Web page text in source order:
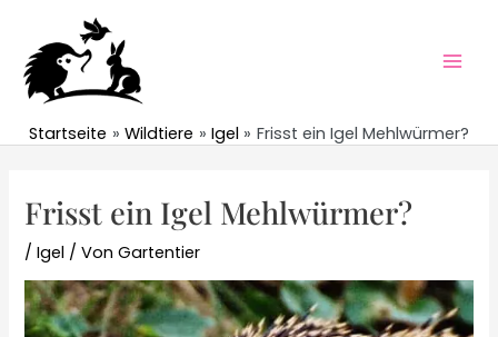
springen
Startseite Wildtiere Igel Frisst ein Igel Mehlwürmer?
Frisst ein Igel Mehlwürmer?
/Igel / VonGartentier